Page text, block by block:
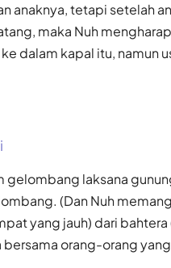
anaknya, tetapi setelah
maka Nuh
dalam kapal itu, namun
gelombang laksana
(Dan Nuh
yang jauh) dari bahtera
orang-orang